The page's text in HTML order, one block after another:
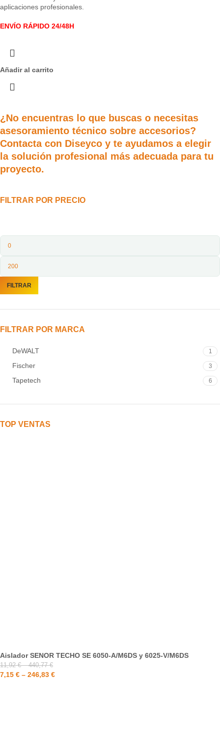
FILTRAR POR PRECIO
FILTRAR
FILTRAR POR MARCA
DeWALT 1
Fischer 3
Tapetech 6
TOP VENTAS
Aislador SENOR TECHO SE 6050-A/M6DS y 6025-V/M6DS
11,92€–440,77€
7,15 € – 246,83 €
aplicaciones profesionales.
ENVÍO RÁPIDO 24/48H
Añadir al carrito
¿No encuentras lo que buscas o necesitas
asesoramiento técnico sobre accesorios?
Contacta con Diseyco y te ayudamos a elegir
la solución profesional más adecuada para tu
proyecto.